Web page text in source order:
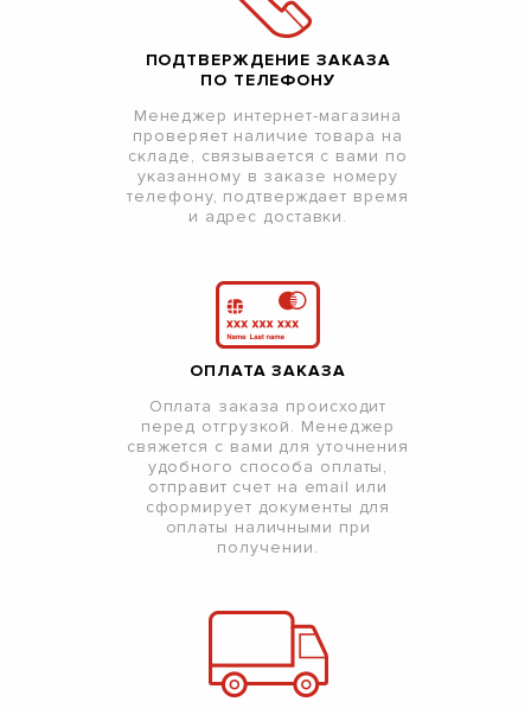
ПОДТВЕРЖДЕНИЕ ЗАКАЗА
ПО ТЕЛЕФОНУ
Менеджер интернет-магазина
проверяет наличие товара на
складе, связывается с вами по
указанному в заказе номеру
телефону, подтверждает время
и адрес доставки.
ОПЛАТА ЗАКАЗА
Оплата заказа происходит
перед отгрузкой. Менеджер
свяжется с вами для уточнения
удобного способа оплаты,
отправит счет на email или
сформирует документы для
оплаты наличными при
получении.